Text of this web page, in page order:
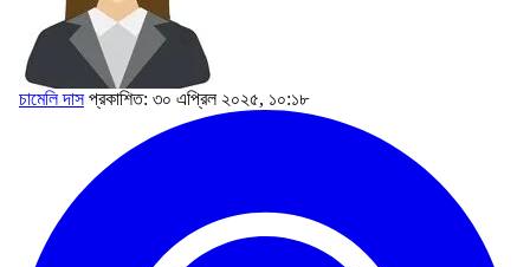
চামেলি দাস প্রকাশিত: ৩০ এপ্রিল ২০২৫, ১০:১৮